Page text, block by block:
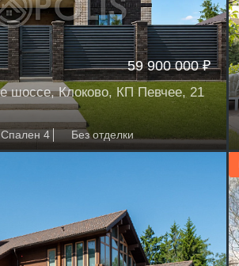
59 900 000 ₽
шоссе, Клоково, КП Певчее, 21
Спален 4 Без отделки